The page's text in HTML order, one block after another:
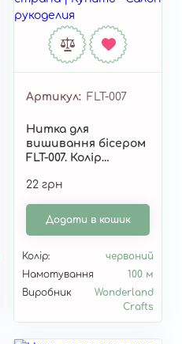
Артикул FLT-007
Нитка для
вишивання бісером
FLT-007. Колір
22 грн
Додати в кошик
Колір:
червоний
Намотування
100 м
Виробник
Wonderland
Crafts